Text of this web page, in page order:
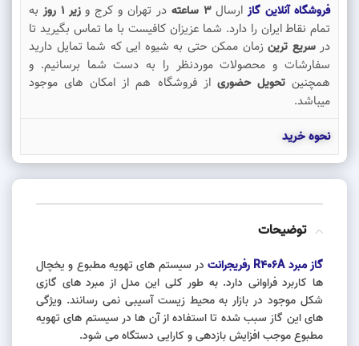
فروشگاه آنلاین گاز ارسال3 ساعته در تهران و کرج وزیر 1 روز
به
تمام نقاط ایران را دارد. شما عزیزان کافیست با ما تماس بگیرید تا
درسریع ترین زمان ممکن حتی به شیوه ایی که شما تمایل دارید
سفارشات و محصولات موردنظر را به دست شما برسانیم. و
همچنینتحویل حضوری از فروشگاه هم از امکان های موجود
میباشد.
نحوه خرید
توضیحات
گاز مبرد R406A رفریجرانت
در سیستم های تهویه مطبوع و یخچال
ها کاربرد فراوانی دارد. به طور کلی این مدل از مبرد های گازی
شکل موجود در بازار به محیط زیست آسیبی نمی رسانند. ویژگی
های این گاز سبب شده تا استفاده از آن ها در سیستم های تهویه
مطبوع موجب افزایش بازدهی و کارایی دستگاه می شود.